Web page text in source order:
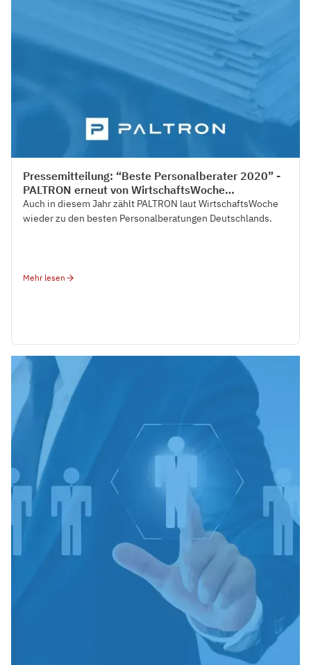
Pressemitteilung: “Beste Personalberater 2020” -
PALTRON erneut von WirtschaftsWoche
ausgezeichnet
Auch in diesem Jahr zählt PALTRON laut WirtschaftsWoche
wieder zu den besten Personalberatungen Deutschlands.
Mehr lesen